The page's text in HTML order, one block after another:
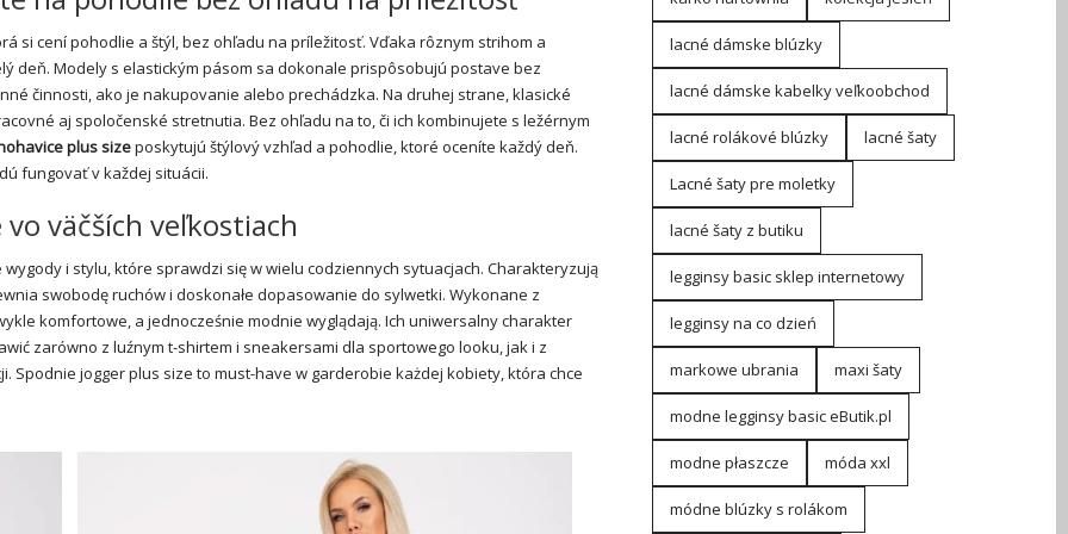
si cení pohodlie a štýl, bez ohľadu na príležitosť. Vďaka rôznym strihom a
deň. Modely s elastickým pásom sa dokonale prispôsobujú postave bez
činnosti, ako je nakupovanie alebo prechádzka. Na druhej strane, klasické
aj spoločenské stretnutia. Bez ohľadu na to, či ich kombinujete s ležérnym
plus sizeposkytujú štýlový vzhľad a pohodlie, ktoré oceníte každý deň.
fungovať v každej situácii.
väčších veľkostiach
i stylu, które sprawdzi się w wielu codziennych sytuacjach. Charakteryzują
swobodę ruchów i doskonałe dopasowanie do sylwetki. Wykonane z
komfortowe, a jednocześnie modnie wyglądają. Ich uniwersalny charakter
zarówno z luźnym t-shirtem i sneakersami dla sportowego looku, jak i z
Spodnie jogger plus size to must-have w garderobie każdej kobiety, która chce
lacné dámske blúzky
lacné dámske kabelky veľkoobchod
lacné rolákové blúzky lacné šaty
Lacné šaty pre moletky
lacné šaty z butiku
legginsy basic sklep internetowy
legginsy na co dzień
markowe ubrania maxi šaty
modne legginsy basic eButik.pl
modne płaszcze móda xxl
módne blúzky s rolákom